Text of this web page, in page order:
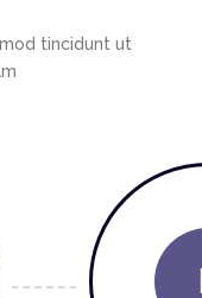
tincidunt ut